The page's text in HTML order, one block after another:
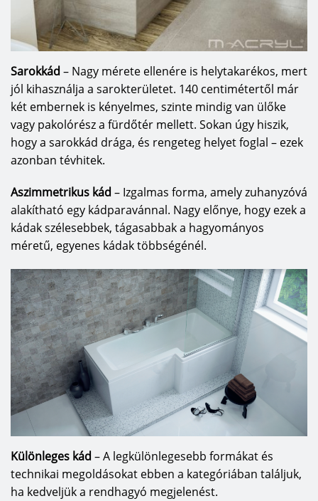
Sarokkád – Nagy mérete ellenére is helytakarékos, mert
jól kihasználja a sarokterületet. 140 centimétertől már
két embernek is kényelmes, szinte mindig van ülőke
vagy pakolórész a fürdőtér mellett. Sokan úgy hiszik,
hogy a sarokkád drága, és rengeteg helyet foglal – ezek
azonban tévhitek.
Aszimmetrikus kád – Izgalmas forma, amely zuhanyzóvá
alakítható egy kádparavánnal. Nagy előnye, hogy ezek a
kádak szélesebbek, tágasabbak a hagyományos
méretű, egyenes kádak többségénél.
Különleges kád – A legkülönlegesebb formákat és
technikai megoldásokat ebben a kategóriában találjuk,
ha kedveljük a rendhagyó megjelenést.